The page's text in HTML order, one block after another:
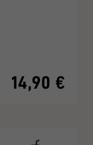
14,90 €